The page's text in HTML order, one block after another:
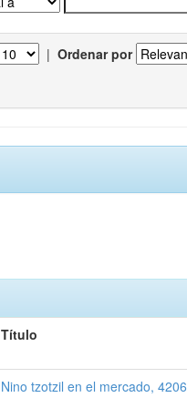
| Ordenar por
Título
Nino tzotzil en el mercado, 4206